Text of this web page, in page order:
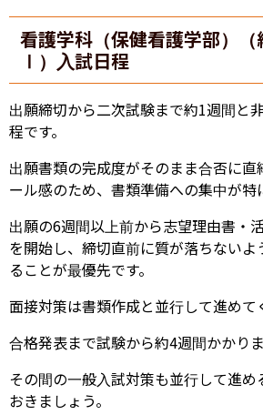
看護学科（保健看護学部）（
Ⅰ）入試日程
出願締切から二次試験まで約1週間と
程です。
出願書類の完成度がそのまま合否に直
ール感のため、書類準備への集中が特
出願の6週間以上前から志望理由書・
を開始し、締切直前に質が落ちないよ
ることが最優先です。
面接対策は書類作成と並行して進めて
合格発表まで試験から約4週間かかりま
その間の一般入試対策も並行して進め
おきましょう。